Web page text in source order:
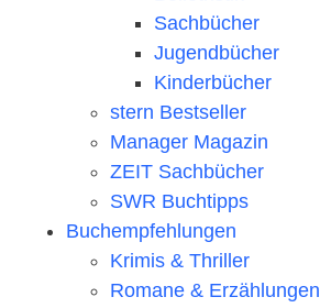
Sachbücher
Jugendbücher
Kinderbücher
stern Bestseller
Manager Magazin
ZEIT Sachbücher
SWR Buchtipps
Buchempfehlungen
Krimis & Thriller
Romane & Erzählungen